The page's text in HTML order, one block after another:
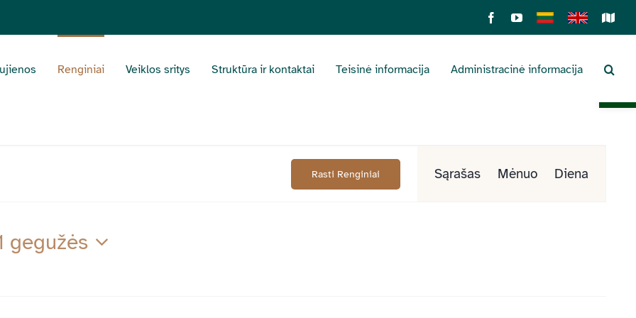
FacebookYouTube
Lietuviškai
English
Renginiai Veiklos sritys Struktūra ir kontaktai Teisinė informacija Administracinė informacija
Rasti Renginiai
Views
Sąrašas Mėnuo Diena
gegužės